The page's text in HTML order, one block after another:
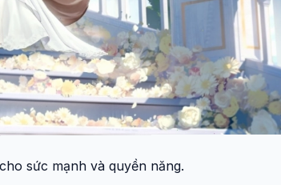
sức mạnh và quyền năng.